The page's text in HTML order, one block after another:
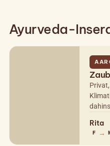
Ayurveda-
damit
Rita
F →